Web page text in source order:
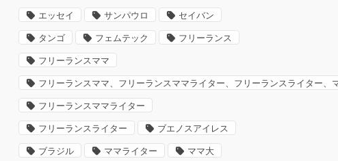
エッセイ サンパウロ セイバン
タンゴ フェムテック フリーランス
フリーランスママ
フリーランスママ、フリーランスママライター、フリーランスライター、
フリーランスママライター
フリーランスライター ブエノスアイレス
ブラジル ママライター ママ大